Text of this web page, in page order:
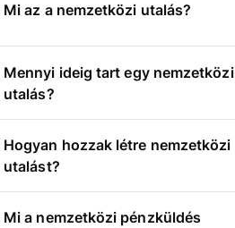
Mi az a nemzetközi utalás?
Mennyi ideig tart egy nemzetközi
utalás?
Hogyan hozzak létre nemzetközi
utalást?
Mi a nemzetközi pénzküldés